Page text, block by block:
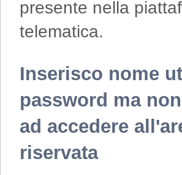
presente nella
telematica.
Inserisco nome
password ma
ad accedere
riservata